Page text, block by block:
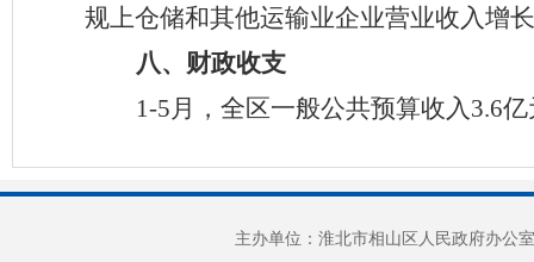
规上仓储和其他运输业企业营业收入增长
八、 财政收支
1-5月 ，全区一般公共预算收入3.6亿
主办单位：淮北市相山区人民政府办